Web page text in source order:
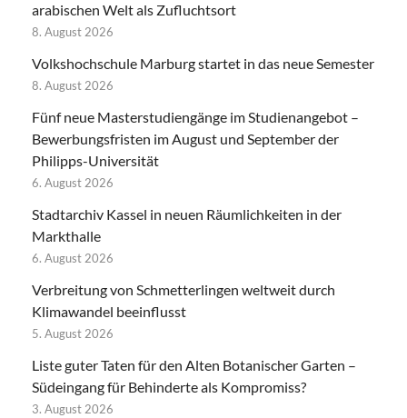
arabischen Welt als Zufluchtsort
8. August 2026
Volkshochschule Marburg startet in das neue Semester
8. August 2026
Fünf neue Masterstudiengänge im Studienangebot –
Bewerbungsfristen im August und September der
Philipps-Universität
6. August 2026
Stadtarchiv Kassel in neuen Räumlichkeiten in der
Markthalle
6. August 2026
Verbreitung von Schmetterlingen weltweit durch
Klimawandel beeinflusst
5. August 2026
Liste guter Taten für den Alten Botanischer Garten –
Südeingang für Behinderte als Kompromiss?
3. August 2026